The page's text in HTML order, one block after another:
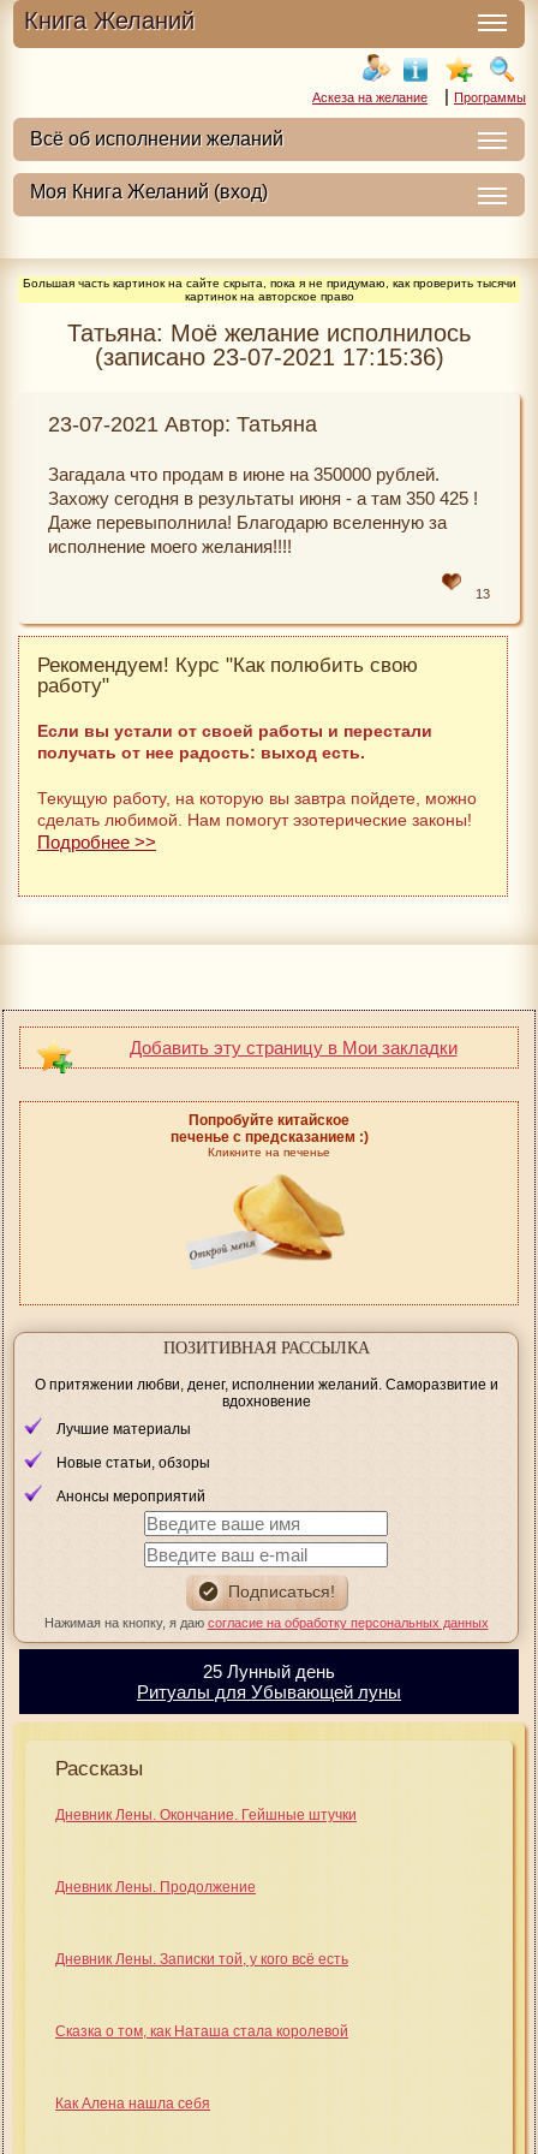
Книга Желаний
Аскеза на желание | Программы
Большая часть картинок на сайте скрыта, пока я не придумаю, как проверить тысячи
картинок на авторское право
Татьяна: Моё желание исполнилось
(записано 23-07-2021 17:15:36)
23-07-2021 Автор: Татьяна
Загадала что продам в июне на 350000 рублей.
Захожу сегодня в результаты июня - а там 350 425 !
Даже перевыполнила! Благодарю вселенную за
исполнение моего желания!!!!
13
Рекомендуем! Курс "Как полюбить свою
работу"
Если вы устали от своей работы и перестали
получать от нее радость: выход есть.
Текущую работу, на которую вы завтра пойдете, можно
сделать любимой. Нам помогут эзотерические законы!
Подробнее >>
Добавить эту страницу в Мои закладки
Попробуйте китайское
печенье с предсказанием :)
Кликните на печенье
ПОЗИТИВНАЯ РАССЫЛКА
О притяжении любви, денег, исполнении желаний. Саморазвитие и
вдохновение
Лучшие материалы
Новые статьи, обзоры
Анонсы мероприятий
Нажимая на кнопку, я даю согласие на обработку персональных данных
25 Лунный день
Ритуалы для Убывающей луны
Рассказы
Дневник Лены. Окончание. Гейшные штучки
Дневник Лены. Продолжение
Дневник Лены. Записки той, у кого всё есть
Сказка о том, как Наташа стала королевой
Как Алена нашла себя